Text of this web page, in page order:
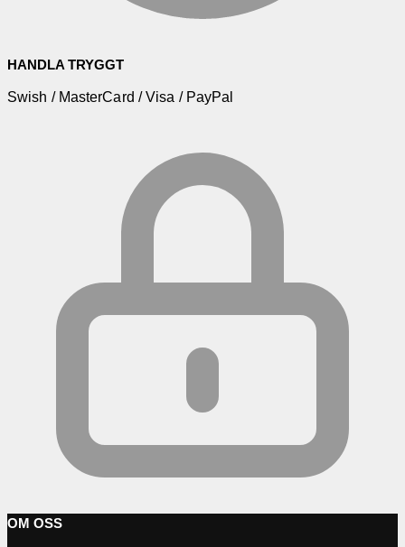
HANDLA TRYGGT
Swish / MasterCard / Visa / PayPal
OM OSS